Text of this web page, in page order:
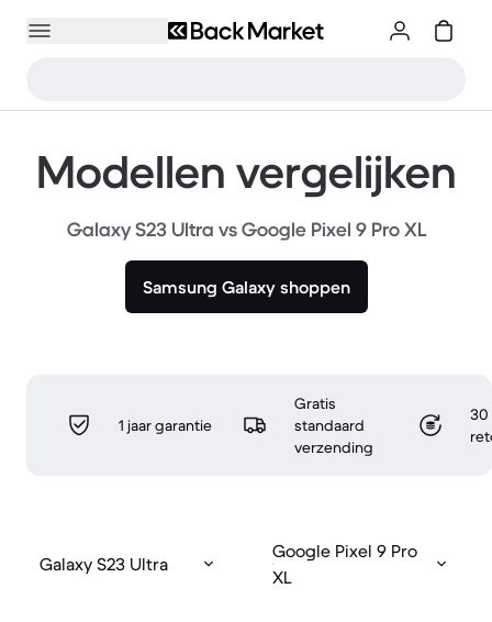
Modellen vergelijken
Galaxy S23 Ultra vs Google Pixel 9 Pro XL
Samsung Galaxy shoppen
1 jaar garantie
Gratis
standaard
verzending
30
Galaxy S23 Ultra
Google Pixel 9 Pro
XL